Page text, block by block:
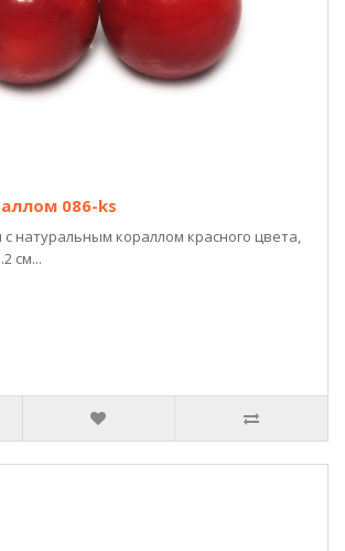
086-ks
с натуральным кораллом красного цвета,
см...